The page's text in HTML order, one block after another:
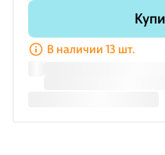
возможности для обучения
В наличии 13 шт.